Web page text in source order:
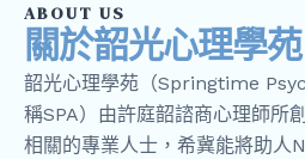
ABOUT US
關於韶光心理學苑
韶光心理學苑（Springtime
稱SPA）由許庭韶諮商心理師所
相關的專業人士，希冀能將助人